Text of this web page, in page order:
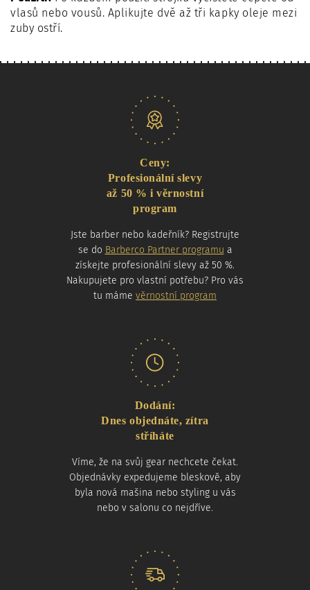
vlasů nebo vousů. Aplikujte dvě až tři kapky oleje mezi
zuby ostří.
Ceny:
Profesionální slevy
až 50 % i věrnostní
program
Jste barber nebo kadeřník? Registrujte
se do Barberco Partner programu a
získejte profesionální slevy až 50 %.
Nakupujete pro vlastní potřebu? Pro vás
tu máme věrnostní program
Dodání:
Dnes objednáte, zítra
stříháte
Víme, že na svůj gear nechcete čekat.
Objednávky expedujeme bleskově, aby
byla nová mašina nebo styling u vás
nebo v salonu co nejdříve.